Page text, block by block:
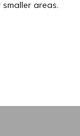
areas.